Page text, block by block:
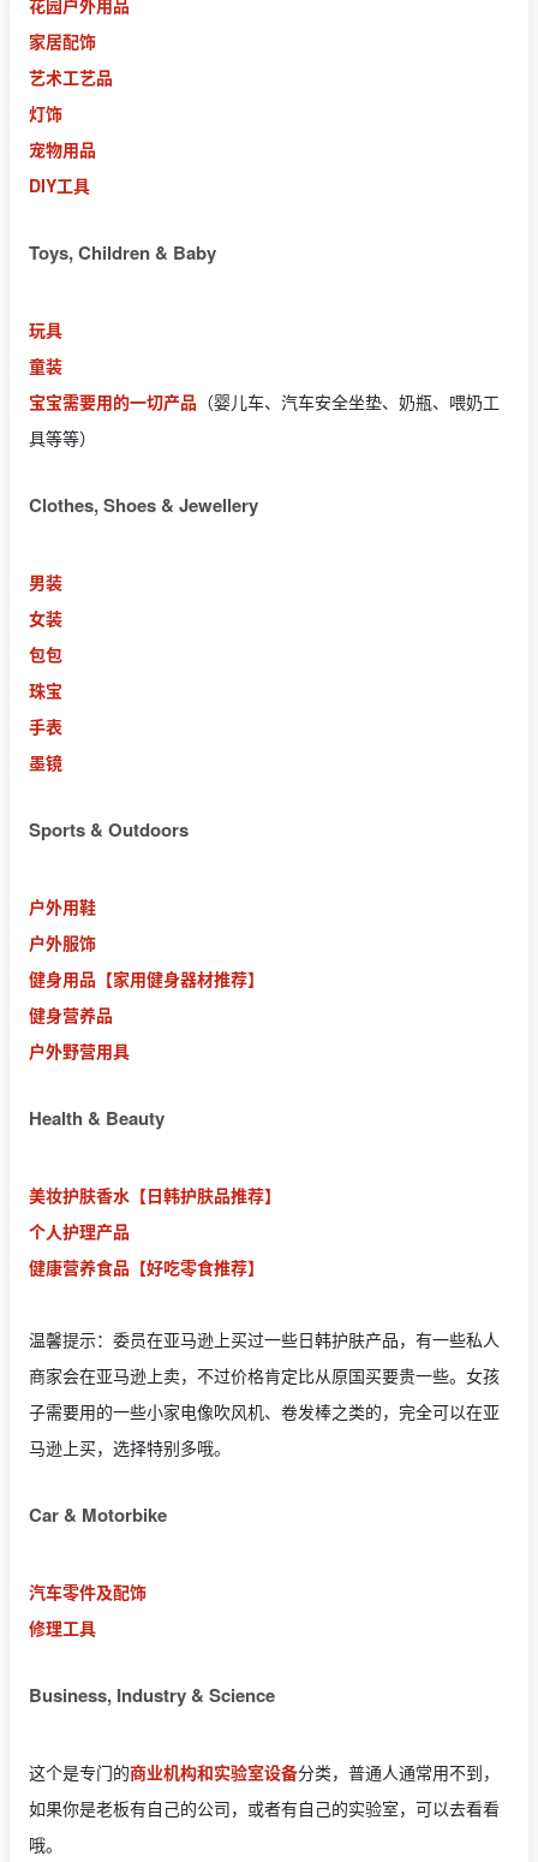
花园户外用品
家居配饰
艺术工艺品
灯饰
宠物用品
DIY工具
Toys, Children & Baby
玩具
童装
宝宝需要用的一切产品 （婴儿车、汽车安全坐垫、奶瓶、喂奶工
具等等）
Clothes, Shoes & Jewellery
男装
女装
包包
珠宝
手表
墨镜
Sports & Outdoors
户外用鞋
户外服饰
健身用品 【家用健身器材推荐】
健身营养品
户外野营用具
Health & Beauty
美妆护肤香水 【日韩护肤品推荐】
个人护理产品
健康营养食品 【好吃零食推荐】
温馨提示：委员在亚马逊上买过一些日韩护肤产品，有一些私人
商家会在亚马逊上卖，不过价格肯定比从原国买要贵一些。女孩
子需要用的一些小家电像吹风机、卷发棒之类的，完全可以在亚
马逊上买，选择特别多哦。
Car & Motorbike
汽车零件及配饰
修理工具
Business, Industry & Science
这个是专门的商业机构和实验室设备分类，普通人通常用不到，
如果你是老板有自己的公司，或者有自己的实验室，可以去看看
哦。